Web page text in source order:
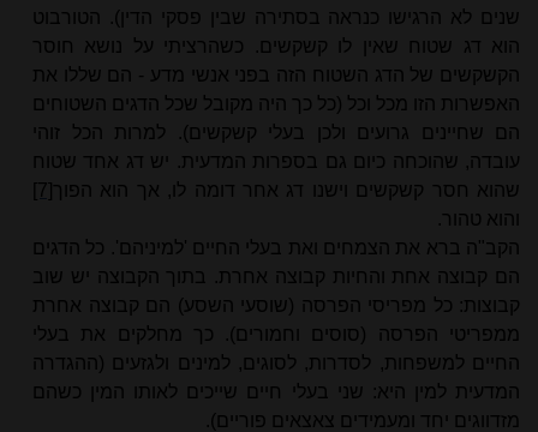
שנים לא הרגישו כנראה בסתירה שבין פסקי הדין). הטורבוט
הוא דג שטוח שאין לו קשקשים. כשהרציתי על נושא חוסר
הקשקשים של הדג השטוח הזה בפני אנשי מדע - הם שללו את
האפשרות הזו מכל וכל (כל כך היה מקובל שכל הדגים השטוחים
הם שחיינים גרועים ולכן בעלי קשקשים). למרות הכל זוהי
עובדה, שהוכחה כיום גם בספרות המדעית. יש דג אחד שטוח
שהוא חסר קשקשים וישנו דג אחר דומה לו, אך הוא הפוך[7]
והוא טהור.
הקב"ה ברא את הצמחים ואת בעלי החיים 'למיניהם'. כל הדגים
הם קבוצה אחת והחיות קבוצה אחרת. בתוך הקבוצה יש שוב
קבוצות: כל מפריסי הפרסה (שוסעי השסע) הם קבוצה אחרת
ממפריטי הפרסה (סוסים וחמורים). כך מחלקים את בעלי
החיים למשפחות, לסדרות, לסוגים, למינים ולגזעים (ההגדרה
המדעית למין היא: שני בעלי חיים שייכים לאותו המין כשהם
מזדווגים יחד ומעמידים צאצאים פוריים).